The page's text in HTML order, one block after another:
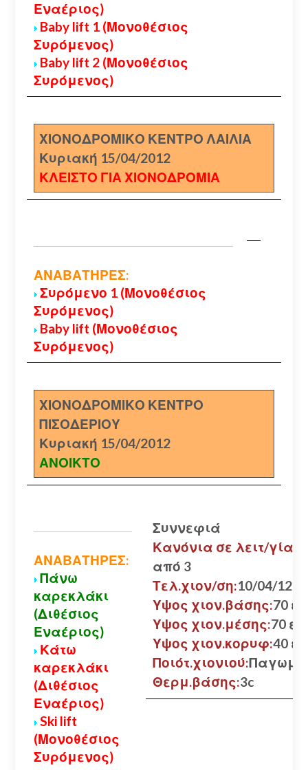
Εναέριος)
Baby lift 1 (Μονοθέσιος
Συρόμενος)
Baby lift 2 (Μονοθέσιος
Συρόμενος)
ΧΙΟΝΟΔΡΟΜΙΚΟ ΚΕΝΤΡΟ ΛΑΙΛΙΑ
Κυριακή 15/04/2012
ΚΛΕΙΣΤΟ ΓΙΑ ΧΙΟΝΟΔΡΟΜΙΑ
ΑΝΑΒΑΤΗΡΕΣ:
Συρόμενο 1 (Μονοθέσιος
Συρόμενος)
Baby lift (Μονοθέσιος
Συρόμενος)
ΧΙΟΝΟΔΡΟΜΙΚΟ ΚΕΝΤΡΟ
ΠΙΣΟΔΕΡΙΟΥ
Κυριακή 15/04/2012
ΑΝΟΙΚΤΟ
ΑΝΑΒΑΤΗΡΕΣ:
Πάνω
καρεκλάκι
(Διθέσιος
Εναέριος)
Κάτω
καρεκλάκι
(Διθέσιος
Εναέριος)
Ski lift
(Μονοθέσιος
Συρόμενος)
Συννεφιά
Κανόνια σε λειτ/γία:
από 3
Τελ.χιον/ση:10/04/12
Υψος χιον.βάσης:70 εκ.
Υψος χιον.μέσης:70 εκ.
Υψος χιον.κορυφ:40 εκ.
Ποιότ.χιονιού:
Θερμ.βάσης:3c